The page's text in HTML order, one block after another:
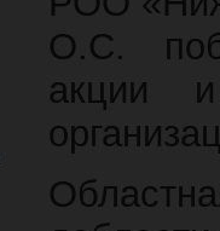
О.С.
акции